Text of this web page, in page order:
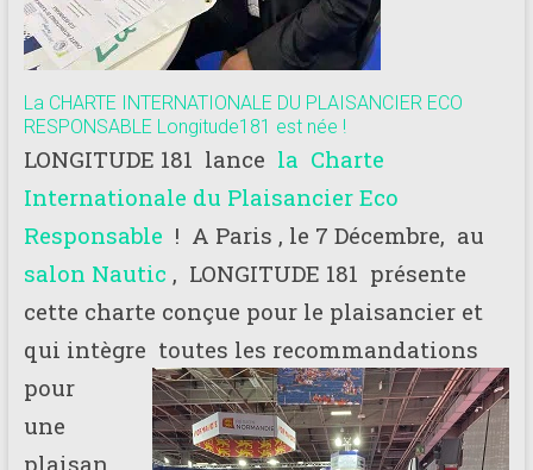
La CHARTE INTERNATIONALE DU PLAISANCIER ECO
RESPONSABLE Longitude181 est née !
LONGITUDE 181 lance la Charte
Internationale du Plaisancier Eco
Responsable ! A Paris , le 7 Décembre, au
salon Nautic , LONGITUDE 181 présente
cette charte conçue pour le plaisancier et
qui intègre toutes les recommandations
pour
une
plaisan